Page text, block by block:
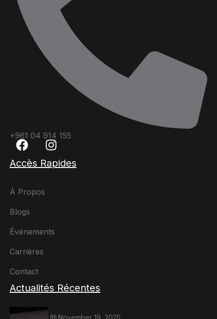
+961 04 914 155
Accès Rapides
À Propos
Blogs
Événements
Carrières
Contact
Actualités Récentes
November 19, 2025